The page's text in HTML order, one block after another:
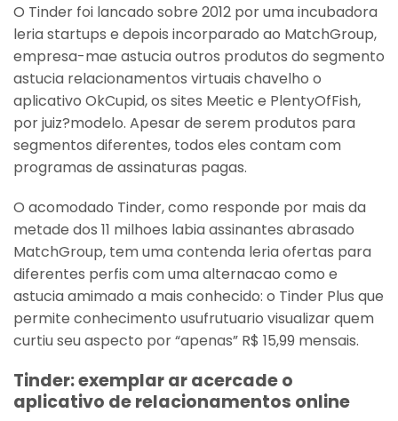
O Tinder foi lancado sobre 2012 por uma incubadora
leria startups e depois incorparado ao MatchGroup,
empresa-mae astucia outros produtos do segmento
astucia relacionamentos virtuais chavelho o
aplicativo OkCupid, os sites Meetic e PlentyOfFish,
por juiz?modelo. Apesar de serem produtos para
segmentos diferentes, todos eles contam com
programas de assinaturas pagas.
O acomodado Tinder, como responde por mais da
metade dos 11 milhoes labia assinantes abrasado
MatchGroup, tem uma contenda leria ofertas para
diferentes perfis com uma alternacao como e
astucia amimado a mais conhecido: o Tinder Plus que
permite conhecimento usufrutuario visualizar quem
curtiu seu aspecto por “apenas” R$ 15,99 mensais.
Tinder: exemplar ar acercade o
aplicativo de relacionamentos online